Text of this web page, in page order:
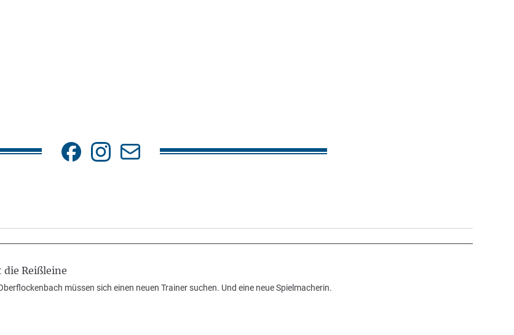
Reißleine
müssen sich einen neuen Trainer suchen. Und eine neue Spielmacherin.